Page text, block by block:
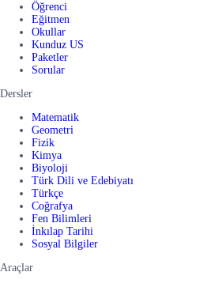
Öğrenci
Eğitmen
Okullar
Kunduz US
Paketler
Sorular
Dersler
Matematik
Geometri
Fizik
Kimya
Biyoloji
Türk Dili ve Edebiyatı
Türkçe
Coğrafya
Fen Bilimleri
İnkılap Tarihi
Sosyal Bilgiler
Araçlar